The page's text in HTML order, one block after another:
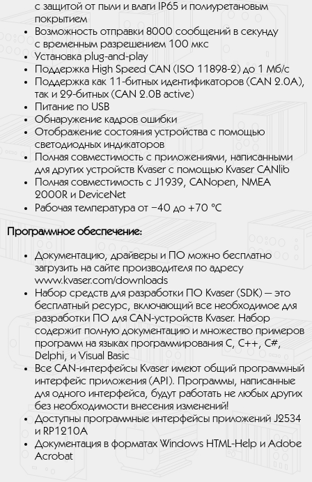
с защитой от пыли и влаги IP65 и полиуретановым
покрытием
Возможность отправки 8000 сообщений в секунду
с временным разрешением 100 мкс
Установка plug-and-play
Поддержка High Speed CAN (ISO 11898-2) до 1 Мб/с
Поддержка как 11-битных идентификаторов (CAN 2.0A),
так и 29-битных (CAN 2.0B active)
Питание по USB
Обнаружение кадров ошибки
Отображение состояния устройства с помощью
светодиодных индикаторов
Полная совместимость с приложениями, написанными
для других устройств Kvaser с помощью Kvaser CANlib
Полная совместимость с J1939, CANopen, NMEA
2000R и DeviceNet
Рабочая температура от −40 до +70 °C
Программное обеспечение:
Документацию, драйверы и ПО можно бесплатно
загрузить на сайте производителя по адресу
www.kvaser.com/downloads
Набор средств для разработки ПО Kvaser (SDK) — это
бесплатный ресурс, включающий все необходимое для
разработки ПО для CAN-устройств Kvaser. Набор
содержит полную документацию и множество примеров
программ на языках программирования C, C++, C#,
Delphi, и Visual Basic
Все CAN-интерфейсы Kvaser имеют общий программный
интерфейс приложения (API). Программы, написанные
для одного интерфейса, будут работать не любых других
без необходимости внесения изменений!
Доступны программные интерфейсы приложений J2534
и RP1210A
Документация в форматах Windows HTML-Help и Adobe
Acrobat